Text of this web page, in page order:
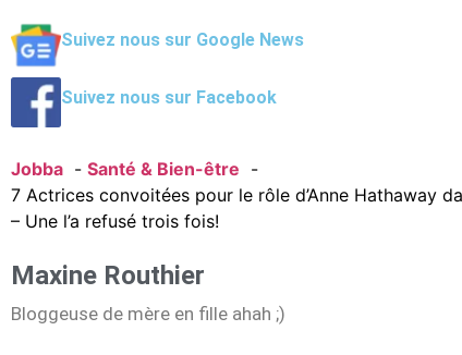
Suivez nous sur Google News
Suivez nous sur Facebook
Jobba
Santé & Bien-être
7 Actrices convoitées pour le rôle d’Anne Hathaway
– Une l’a refusé trois fois!
Maxine Routhier
Bloggeuse de mère en fille ahah ;)